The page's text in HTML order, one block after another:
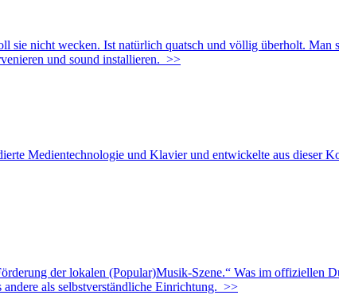
nicht wecken. Ist natürlich quatsch und völlig überholt. Man
und sound installieren. >>
Medientechnologie und Klavier und entwickelte aus dieser
der lokalen (Popular)Musik-Szene.“ Was im offiziellen
als selbstverständliche Einrichtung. >>